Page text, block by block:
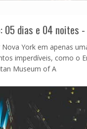
05 dias e 04 noites
Nova York em apenas
imperdíveis, como o
Museum of A